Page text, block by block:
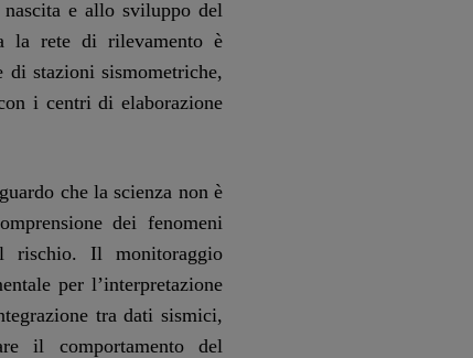
e allo sviluppo del
la rete di rilevamento è
di stazioni sismometriche,
i centri di elaborazione
che la scienza non è
dei fenomeni
rischio. Il monitoraggio
per l’interpretazione
tra dati sismici,
il comportamento del